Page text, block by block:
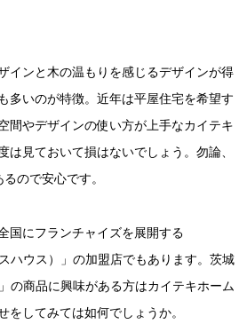
インと木の温もりを感じるデザインが得
多いのが特徴。近年は平屋住宅を希望す
間やデザインの使い方が上手なカイテキ
は見ておいて損はないでしょう。勿論、
ので安心です。
国にフランチャイズを展開する
ハウス）」の加盟店でもあります。茨城
の商品に興味がある方はカイテキホーム
をしてみては如何でしょうか。